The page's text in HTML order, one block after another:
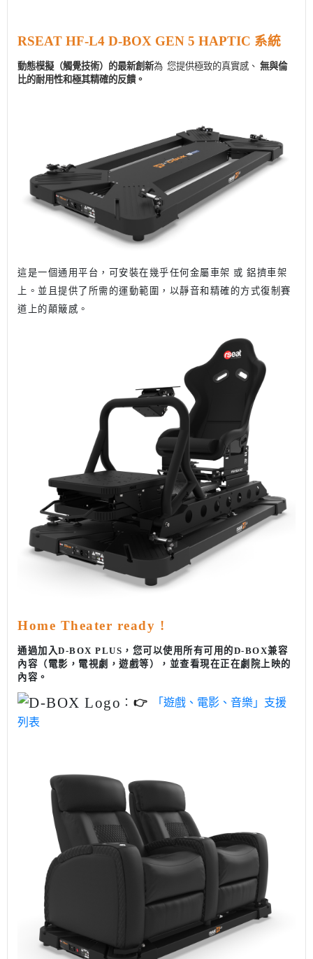
RSEAT HF-L4 D-BOX GEN 5 HAPTIC 系統
動態模擬（觸覺技術）的最新創新為 您提供極致的真實感、 無與倫
比的耐用性和極其精確的反饋。
這是一個通用平台，可安裝在幾乎任何金屬車架 或 鋁擠車架
上。並且提供了所需的運動範圍，以靜音和精確的方式復制賽
道上的顛簸感。
Home Theater ready !
通過加入D-BOX PLUS，您可以使用所有可用的D-BOX兼容
內容（電影，電視劇，遊戲等），並查看現在正在劇院上映的
內容。
： 👉
「遊戲、電影、音樂」支援
列表